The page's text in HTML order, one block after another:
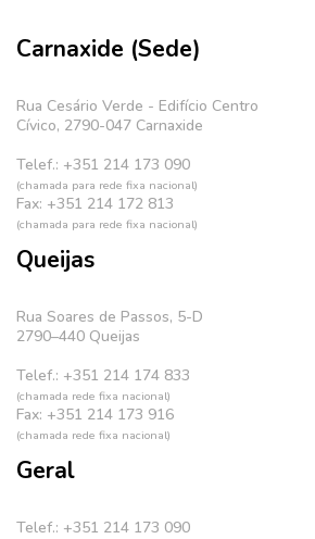
Carnaxide (Sede)
Rua Cesário Verde - Edifício Centro
Cívico, 2790-047 Carnaxide
Telef.: +351 214 173 090
(chamada para rede fixa nacional)
Fax: +351 214 172 813
(chamada para rede fixa nacional)
Queijas
Rua Soares de Passos, 5-D
2790–440 Queijas
Telef.: +351 214 174 833
(chamada rede fixa nacional)
Fax: +351 214 173 916
(chamada rede fixa nacional)
Geral
Telef.: +351 214 173 090